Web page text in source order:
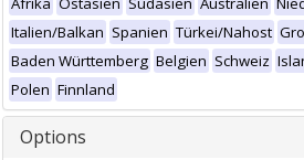
Italien/Balkan Spanien Türkei/Nahost
Baden Württemberg Belgien Schweiz
Polen Finnland
Options